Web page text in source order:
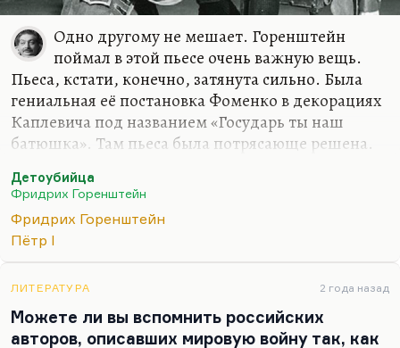
Одно другому не мешает. Горенштейн
поймал в этой пьесе очень важную вещь.
Пьеса, кстати, конечно, затянута сильно. Была
гениальная её постановка Фоменко в декорациях
Каплевича под названием «Государь ты наш
батюшка». Там пьеса была потрясающе решена.
«Курантами».«Вот я читаю «Куранты»
доставал газету «Куранты» (тогда такая
выходила). Это было дико смешно! Замечательно
там совершенно вахтанговец (сейчас вспомню
канцелярии. Ой, нет, это было дико смешно.
Страшный и гротескный спектакль. И
Горенштейну он очень нравился, хотя пьеса была
Детоубийца
Фридрих Горенштейн
Фридрих Горенштейн
Пётр I
ЛИТЕРАТУРА 2 года назад
Можете ли вы вспомнить российских
авторов, описавших мировую войну так, как